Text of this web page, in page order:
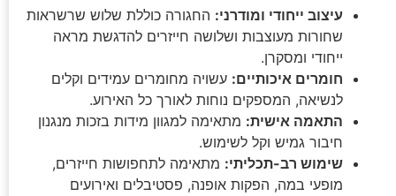
עיצוב ייחודי ומודרני: החגורה כוללת שלוש שרשראות
שחורות מעוצבות ושלושה חייזרים להדגשת מראה
ייחודי ומסקרן.
חומרים איכותיים: עשויה מחומרים עמידים וקלים
לנשיאה, המספקים נוחות לאורך כל האירוע.
התאמה אישית: מתאימה למגוון מידות בזכות מנגנון
חיבור גמיש וקל לשימוש.
שימוש רב-תכליתי: מתאימה לתחפושות חייזרים,
מופעי במה, הפקות אופנה, פסטיבלים ואירועים